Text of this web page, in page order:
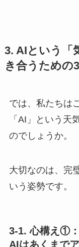
3. AIという「
き合うための
では、私たちは
「AI」という天
のでしょうか。
大切なのは、完
いう姿勢です。
3-1. 心構え①：
AIはあくまで